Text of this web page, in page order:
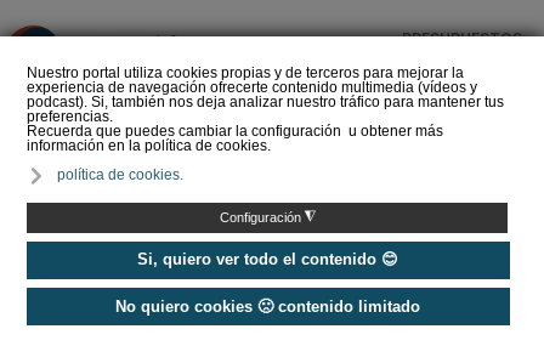
Nuestro portal utiliza cookies propias y de terceros para mejorar la
experiencia de navegación ofrecerte contenido multimedia (vídeos y
podcast). Si, también nos deja analizar nuestro tráfico para mantener tus
preferencias.
Recuerda que puedes cambiar la configuración u obtener más
información en la política de cookies.
política de cookies.
Configuración ◮
Si, quiero ver todo el contenido 😊
No quiero cookies 🙁 contenido limitado
PRESUPUESTOS
del Amperio (Episodio 3)
Etiquetas / Paula Serrano CALORYFRIO